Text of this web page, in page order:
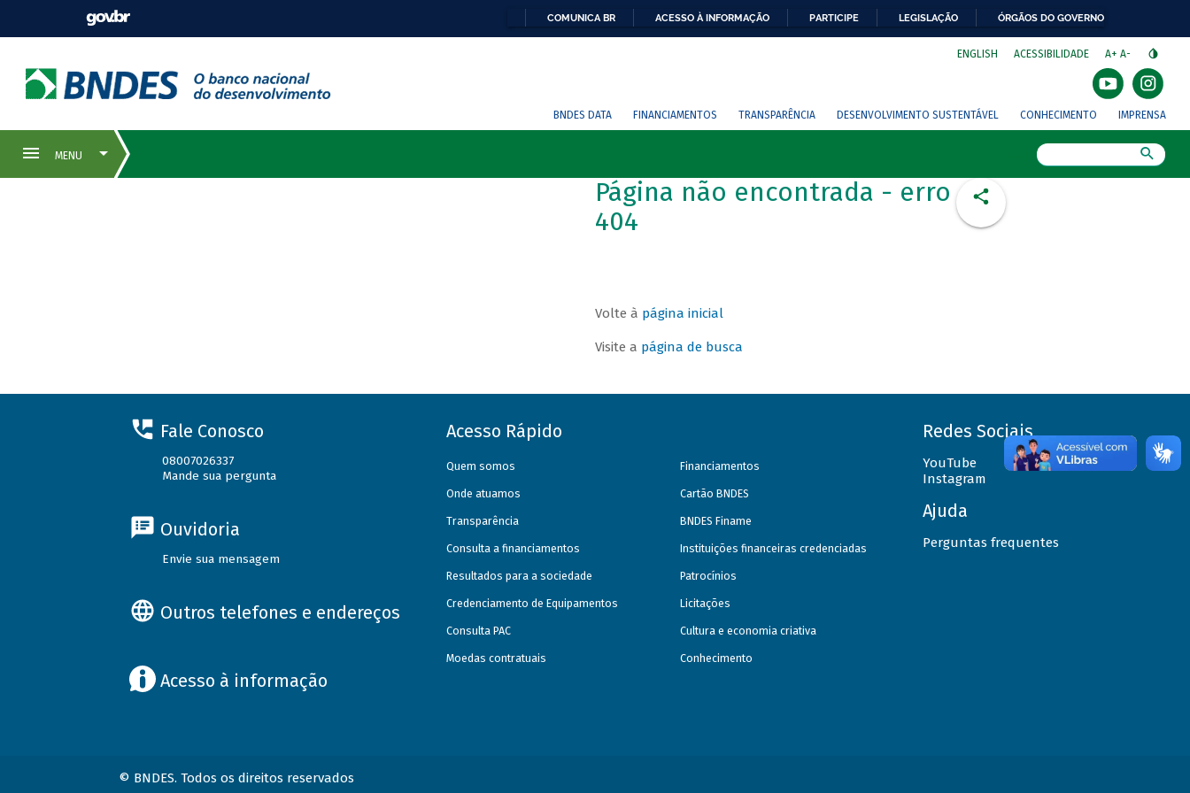
COMUNICA BR ACESSO À INFORMAÇÃO PARTICIPE LEGISLAÇÃO ÓRGÃOS DO GOVERNO
ENGLISH ACESSIBILIDADE A+ A-
BNDES DATA FINANCIAMENTOS TRANSPARÊNCIA DESENVOLVIMENTO SUSTENTÁVEL CONHECIMENTO IMPRENSA
Página não encontrada - erro
404
Volte à página inicial
Visite a página de busca
Fale Conosco
08007026337
Mande sua pergunta
Ouvidoria
Envie sua mensagem
Outros telefones e endereços
Acesso à informação
Acesso Rápido
Quem somos
Onde atuamos
Transparência
Consulta a financiamentos
Resultados para a sociedade
Credenciamento de Equipamentos
Consulta PAC
Moedas contratuais
Financiamentos
Cartão BNDES
BNDES Finame
Instituições financeiras credenciadas
Patrocínios
Licitações
Cultura e economia criativa
Conhecimento
Redes Sociais
YouTube
Instagram
Ajuda
Perguntas frequentes
© BNDES. Todos os direitos reservados